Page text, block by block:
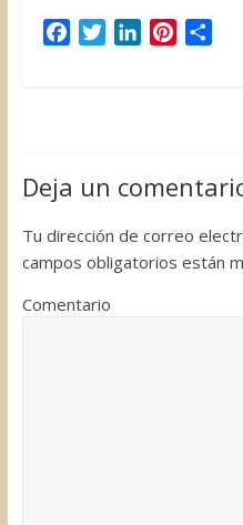
o
r
I
e
t
t
r
Deja un
Tu dirección de correo
campos obligatorios están
Comentario